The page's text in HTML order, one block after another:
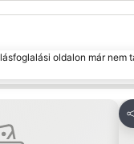
oldalon már nem